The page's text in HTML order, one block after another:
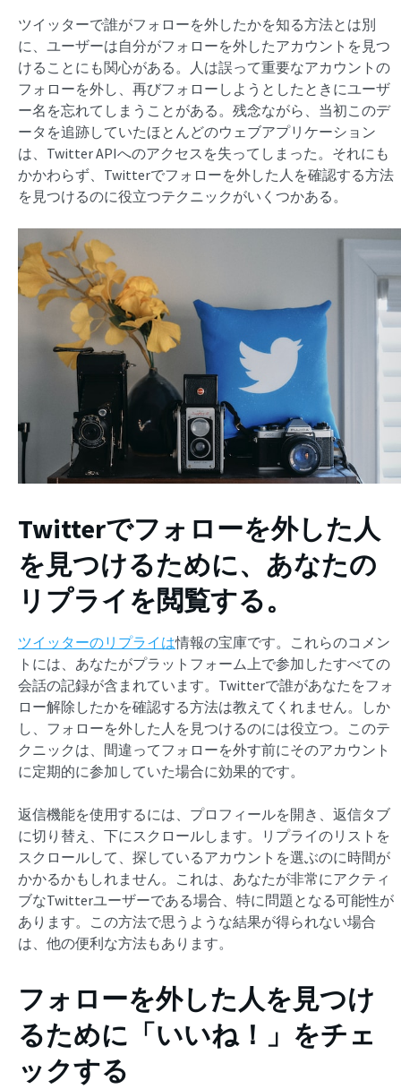
ツイッターで誰がフォローを外したかを知る方法とは別
に、ユーザーは自分がフォローを外したアカウントを見つ
けることにも関心がある。人は誤って重要なアカウントの
フォローを外し、再びフォローしようとしたときにユーザ
ー名を忘れてしまうことがある。残念ながら、当初このデ
ータを追跡していたほとんどのウェブアプリケーション
は、Twitter APIへのアクセスを失ってしまった。それにも
かかわらず、Twitterでフォローを外した人を確認する方法
を見つけるのに役立つテクニックがいくつかある。
Twitterでフォローを外した人
を見つけるために、あなたの
リプライを閲覧する。
ツイッターのリプライは情報の宝庫です。これらのコメン
トには、あなたがプラットフォーム上で参加したすべての
会話の記録が含まれています。Twitterで誰があなたをフォ
ロー解除したかを確認する方法は教えてくれません。しか
し、フォローを外した人を見つけるのには役立つ。このテ
クニックは、間違ってフォローを外す前にそのアカウント
に定期的に参加していた場合に効果的です。
返信機能を使用するには、プロフィールを開き、返信タブ
に切り替え、下にスクロールします。リプライのリストを
スクロールして、探しているアカウントを選ぶのに時間が
かかるかもしれません。これは、あなたが非常にアクティ
ブなTwitterユーザーである場合、特に問題となる可能性が
あります。この方法で思うような結果が得られない場合
は、他の便利な方法もあります。
フォローを外した人を見つけ
るために「いいね！」をチェ
ックする